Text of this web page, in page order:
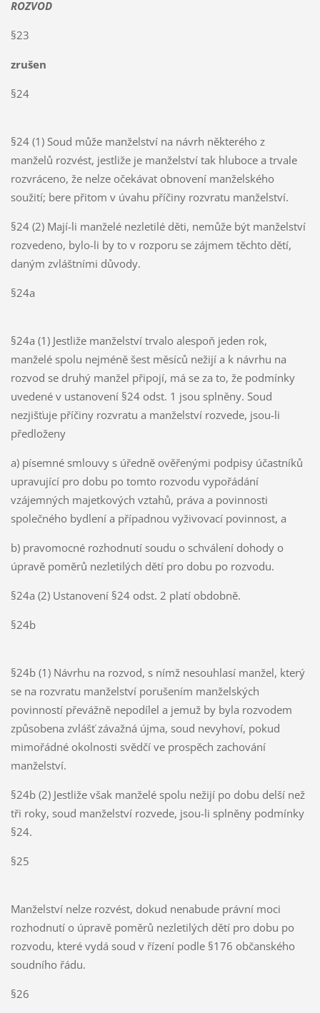
ROZVOD
§23
zrušen
§24
§24 (1) Soud může manželství na návrh některého z
manželů rozvést, jestliže je manželství tak hluboce a trvale
rozvráceno, že nelze očekávat obnovení manželského
soužití; bere přitom v úvahu příčiny rozvratu manželství.
§24 (2) Mají-li manželé nezletilé děti, nemůže být manželství
rozvedeno, bylo-li by to v rozporu se zájmem těchto dětí,
daným zvláštními důvody.
§24a
§24a (1) Jestliže manželství trvalo alespoň jeden rok,
manželé spolu nejméně šest měsíců nežijí a k návrhu na
rozvod se druhý manžel připojí, má se za to, že podmínky
uvedené v ustanovení §24 odst. 1 jsou splněny. Soud
nezjišťuje příčiny rozvratu a manželství rozvede, jsou-li
předloženy
a) písemné smlouvy s úředně ověřenými podpisy účastníků
upravující pro dobu po tomto rozvodu vypořádání
vzájemných majetkových vztahů, práva a povinnosti
společného bydlení a případnou vyživovací povinnost, a
b) pravomocné rozhodnutí soudu o schválení dohody o
úpravě poměrů nezletilých dětí pro dobu po rozvodu.
§24a (2) Ustanovení §24 odst. 2 platí obdobně.
§24b
§24b (1) Návrhu na rozvod, s nímž nesouhlasí manžel, který
se na rozvratu manželství porušením manželských
povinností převážně nepodílel a jemuž by byla rozvodem
způsobena zvlášť závažná újma, soud nevyhoví, pokud
mimořádné okolnosti svědčí ve prospěch zachování
manželství.
§24b (2) Jestliže však manželé spolu nežijí po dobu delší než
tři roky, soud manželství rozvede, jsou-li splněny podmínky
§24.
§25
Manželství nelze rozvést, dokud nenabude právní moci
rozhodnutí o úpravě poměrů nezletilých dětí pro dobu po
rozvodu, které vydá soud v řízení podle §176 občanského
soudního řádu.
§26